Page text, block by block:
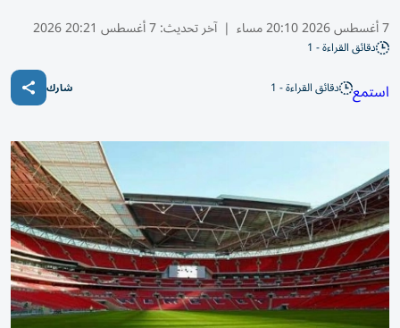
7 أغسطس 2026 20:10 مساء | آخر تحديث:7 أغسطس 20:21 2026
دقائق القراءة - 1
استمع دقائق القراءة - 1 شارك